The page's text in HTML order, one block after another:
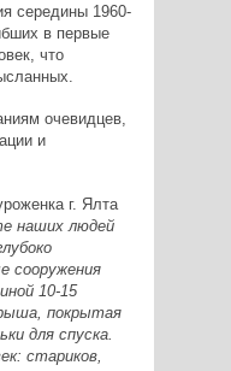
середины 1960-
в первые
что
очевидцев,
и
г. Ялта
наших людей
сооружения
10-15
покрытая
для спуска.
стариков,